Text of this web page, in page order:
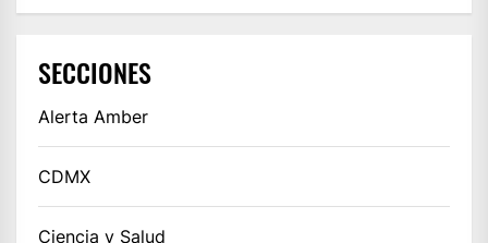
SECCIONES
Alerta Amber
CDMX
Ciencia y Salud